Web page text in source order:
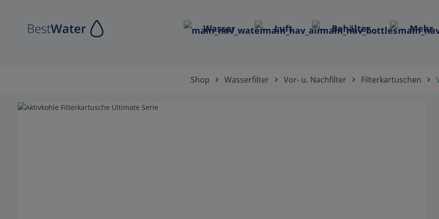
Wasser Luft Behälter Mehr
Shop Wasserfilter Vor- u. Nachfilter Filterkartuschen
Bildergalerie überspringen